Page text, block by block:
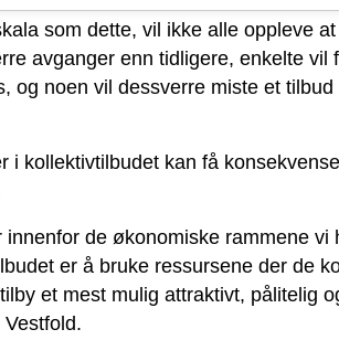
som dette, vil ikke alle oppleve
avganger enn tidligere, enkelte vil
og noen vil dessverre miste et tilbud
i kollektivtilbudet kan få
de økonomiske rammene vi
er å bruke ressursene der de
et mest mulig attraktivt, pålitelig